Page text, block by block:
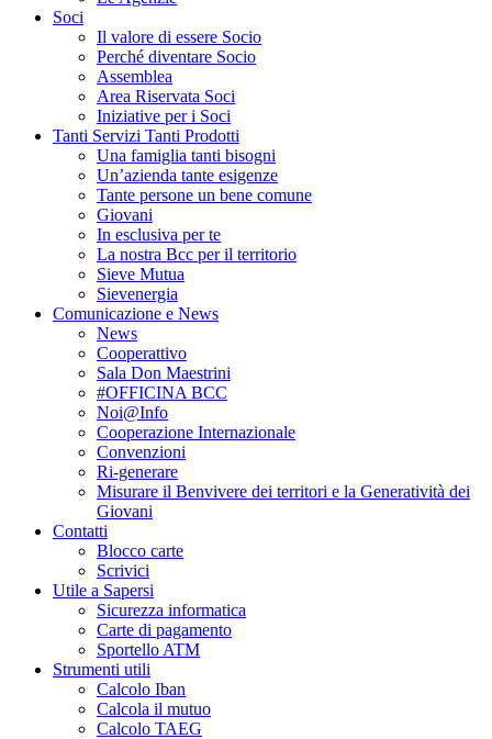
Soci
Il valore di essere Socio
Perché diventare Socio
Assemblea
Area Riservata Soci
Iniziative per i Soci
Tanti Servizi Tanti Prodotti
Una famiglia tanti bisogni
Un’azienda tante esigenze
Tante persone un bene comune
Giovani
In esclusiva per te
La nostra Bcc per il territorio
Sieve Mutua
Sievenergia
Comunicazione e News
News
Cooperattivo
Sala Don Maestrini
#OFFICINA BCC
Noi@Info
Cooperazione Internazionale
Convenzioni
Ri-generare
Misurare il Benvivere dei territori e la Generatività dei
Giovani
Contatti
Blocco carte
Scrivici
Utile a Sapersi
Sicurezza informatica
Carte di pagamento
Sportello ATM
Strumenti utili
Calcolo Iban
Calcola il mutuo
Calcolo TAEG